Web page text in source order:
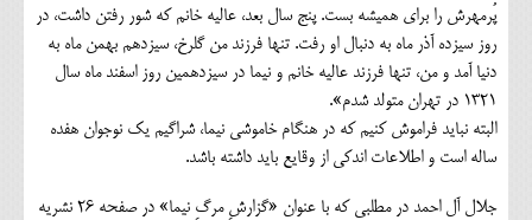
پُرمهرش را برای همیشه بست. پنج سال بعد، عالیه خانم که شور رفتن داشت، در
روز سیزده آذر ماه به دنبال او رفت. تنها فرزند من گلرخ، سیزدهم بهمن ماه به
دنیا آمد و من، تنها فرزند عالیه خانم و نیما در سیزدهمین روز اسفند ماه سال
1321 در تهران متولد شدم».
البته نباید فراموش کنیم که در هنگام خاموشی نیما، شراگیم یک نوجوان هفده
ساله است و اطلاعات اندکی از وقایع باید داشته باشد.
جلال آل احمد در مطلبی که با عنوان «گزارشِ مرگِ نيما» در صفحه 26 نشریه